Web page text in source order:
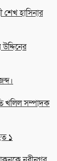
হাসিনার
খলিল সম্পাদক
১